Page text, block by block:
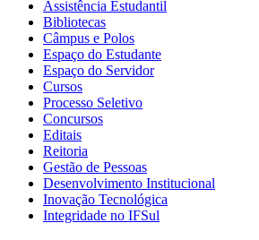
Assistência Estudantil
Bibliotecas
Câmpus e Polos
Espaço do Estudante
Espaço do Servidor
Cursos
Processo Seletivo
Concursos
Editais
Reitoria
Gestão de Pessoas
Desenvolvimento Institucional
Inovação Tecnológica
Integridade no IFSul